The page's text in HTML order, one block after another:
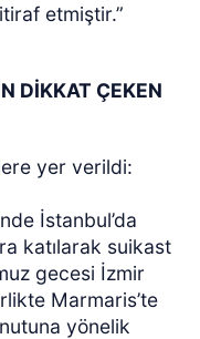
etmiştir.”
DİKKAT ÇEKEN
yer verildi:
İstanbul’da
katılarak suikast
gecesi İzmir
Marmaris’te
yönelik